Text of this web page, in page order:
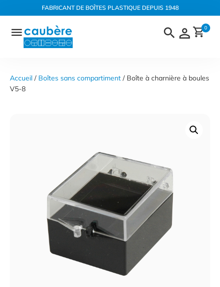
Panneau de gestion des cookies
au
contenu
FABRICANT DE BOÎTES PLASTIQUE DEPUIS 1948
0
Accueil / Boîtes sans compartiment / Boîte à charnière à boules
V5-8